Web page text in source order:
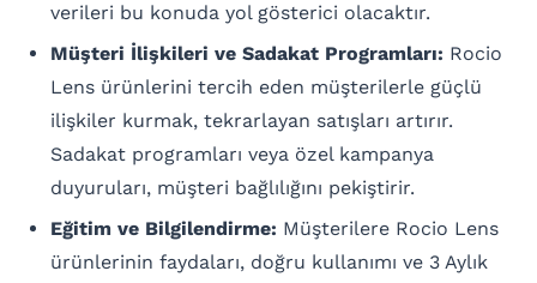
verileri bu konuda yol gösterici olacaktır.
Müşteri İlişkileri ve Sadakat Programları: Rocio
Lens ürünlerini tercih eden müşterilerle güçlü
ilişkiler kurmak, tekrarlayan satışları artırır.
Sadakat programları veya özel kampanya
duyuruları, müşteri bağlılığını pekiştirir.
Eğitim ve Bilgilendirme: Müşterilere Rocio Lens
ürünlerinin faydaları, doğru kullanımı ve 3 Aylık